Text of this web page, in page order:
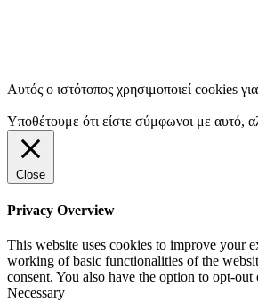
Αυτός ο ιστότοπος χρησιμοποιεί cookies
Υποθέτουμε ότι είστε σύμφωνοι με αυτό,
Close
Privacy Overview
This website uses cookies to improve your
working of basic functionalities of the
consent. You also have the option to opt-
Necessary